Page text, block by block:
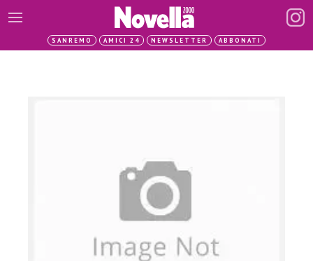
SANREMO AMICI 24 NEWSLETTER ABBONATI